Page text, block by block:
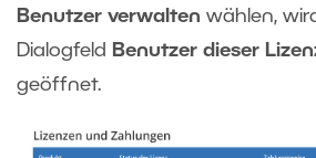
Benutzer verwalten wählen,
Dialogfeld
Benutzer dieser
geöffnet.